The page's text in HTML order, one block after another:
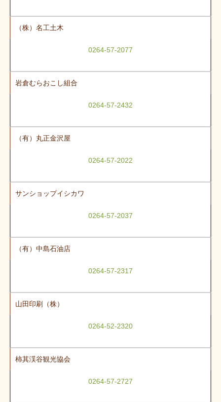
（株）名工土木
0264-57-2077
岩倉むらおこし組合
0264-57-2432
（有）丸正金沢屋
0264-57-2022
サンショップイシカワ
0264-57-2037
（有）中島石油店
0264-57-2317
山田印刷（株）
0264-52-2320
柿其渓谷観光協会
0264-57-2727